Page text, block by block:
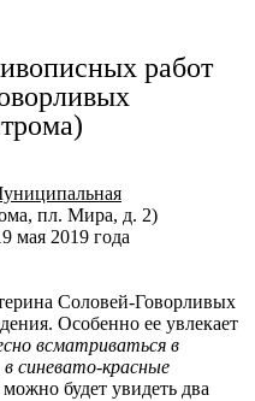
работ
пл. Мира, д. 2)
мая 2019 года
Соловей-Говорливых
Особенно ее увлекает
всматриваться в
синевато-красные
будет увидеть два